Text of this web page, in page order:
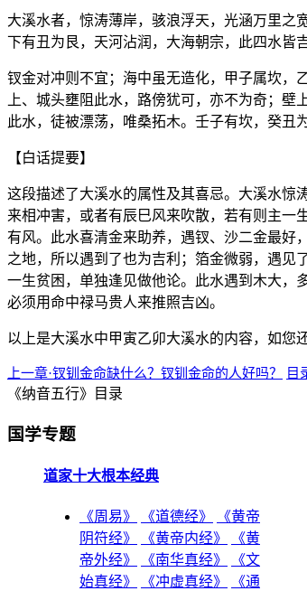
大溪水者，惊涛薄岸，骇浪浮天，光涵万里之
下有丑为艮，天河沾润，大海朝宗，此四水皆
钗金对冲则不宜；海中虽无造化，甲子属坎，
上、城头壅阻此水，路傍犹可，亦不为奇；
此水，徒被漂荡，唯桑拓木。壬子有坎，癸丑
【白话提要】
这段描述了大溪水的属性及其喜忌。大溪水惊
来相冲害，或者有辰巳风来吹散，若有则主一
有风。此水喜清金来助养，遇钗、沙二金最好
之地，所以遇到了也为吉利；箔金微弱，遇见
一生贫困，单独逢见做他论。此水遇到木大，
必须用命中禄马贵人来推照吉凶。
以上是大溪水中甲寅乙卯大溪水的内容，如您
上一章·钗钏金命缺什么？钗钏金命的人好吗？ 目
《纳音五行》目录
国学专题
道家十大根本经典
《周易》 《道德经》
《黄帝
阴符经》
《黄帝内经》
《黄
帝外经》
《南华真经》
《文
始真经》
《冲虚真经》
《通